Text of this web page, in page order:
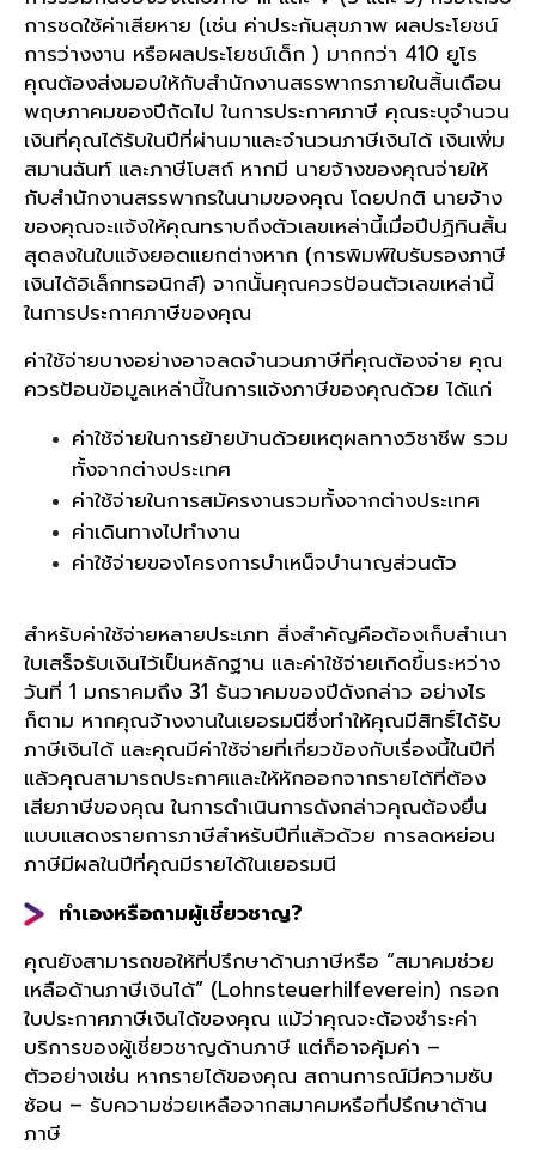
การชดใช้ค่าเสียหาย (เช่น ค่าประกันสุขภาพ ผลประโยชน์
การว่างงาน หรือผลประโยชน์เด็ก ) มากกว่า 410 ยูโร
คุณต้องส่งมอบให้กับสำนักงานสรรพากรภายในสิ้นเดือน
พฤษภาคมของปีถัดไป ในการประกาศภาษี คุณระบุจำนวน
เงินที่คุณได้รับในปีที่ผ่านมาและจำนวนภาษีเงินได้ เงินเพิ่ม
สมานฉันท์ และภาษีโบสถ์ หากมี นายจ้างของคุณจ่ายให้
กับสำนักงานสรรพากรในนามของคุณ โดยปกติ นายจ้าง
ของคุณจะแจ้งให้คุณทราบถึงตัวเลขเหล่านี้เมื่อปีปฏิทินสิ้น
สุดลงในใบแจ้งยอดแยกต่างหาก (การพิมพ์ใบรับรองภาษี
เงินได้อิเล็กทรอนิกส์) จากนั้นคุณควรป้อนตัวเลขเหล่านี้
ในการประกาศภาษีของคุณ
ค่าใช้จ่ายบางอย่างอาจลดจำนวนภาษีที่คุณต้องจ่าย คุณ
ควรป้อนข้อมูลเหล่านี้ในการแจ้งภาษีของคุณด้วย ได้แก่
ค่าใช้จ่ายในการย้ายบ้านด้วยเหตุผลทางวิชาชีพ รวม
ทั้งจากต่างประเทศ
ค่าใช้จ่ายในการสมัครงานรวมทั้งจากต่างประเทศ
ค่าเดินทางไปทำงาน
ค่าใช้จ่ายของโครงการบำเหน็จบำนาญส่วนตัว
สำหรับค่าใช้จ่ายหลายประเภท สิ่งสำคัญคือต้องเก็บสำเนา
ใบเสร็จรับเงินไว้เป็นหลักฐาน และค่าใช้จ่ายเกิดขึ้นระหว่าง
วันที่ 1 มกราคมถึง 31 ธันวาคมของปีดังกล่าว อย่างไร
ก็ตาม หากคุณจ้างงานในเยอรมนีซึ่งทำให้คุณมีสิทธิ์ได้รับ
ภาษีเงินได้ และคุณมีค่าใช้จ่ายที่เกี่ยวข้องกับเรื่องนี้ในปีที่
แล้วคุณสามารถประกาศและให้หักออกจากรายได้ที่ต้อง
เสียภาษีของคุณ ในการดำเนินการดังกล่าวคุณต้องยื่น
แบบแสดงรายการภาษีสำหรับปีที่แล้วด้วย การลดหย่อน
ภาษีมีผลในปีที่คุณมีรายได้ในเยอรมนี
ทำเองหรือถามผู้เชี่ยวชาญ?
คุณยังสามารถขอให้ที่ปรึกษาด้านภาษีหรือ “สมาคมช่วย
เหลือด้านภาษีเงินได้” (Lohnsteuerhilfeverein) กรอก
ใบประกาศภาษีเงินได้ของคุณ แม้ว่าคุณจะต้องชำระค่า
บริการของผู้เชี่ยวชาญด้านภาษี แต่ก็อาจคุ้มค่า –
ตัวอย่างเช่น หากรายได้ของคุณ สถานการณ์มีความซับ
ซ้อน – รับความช่วยเหลือจากสมาคมหรือที่ปรึกษาด้าน
ภาษี